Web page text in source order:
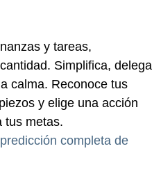
y tareas,
Simplifica, delega
calma. Reconoce tus
y elige una acción
tus metas.
completa de